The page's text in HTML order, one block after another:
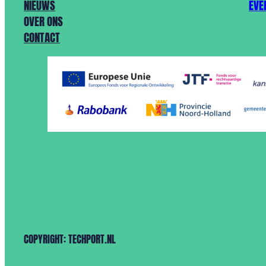
NIEUWS
OVER ONS
CONTACT
COPYRIGHT: TECHPORT.NL